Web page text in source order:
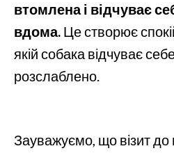
втомлена і відчуває
вдома. Це створює
якій собака відчуває
розслаблено.
Зауважуємо, що візит